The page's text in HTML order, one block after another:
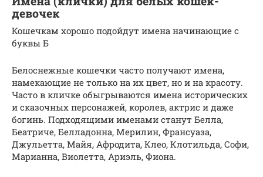
девочек
Кошечкам хорошо подойдут имена начинающие с
буквы Б
Белоснежные кошечки часто получают имена,
намекающие не только на их цвет, но и на красоту.
Часто в кличке обыгрываются имена исторических
и сказочных персонажей, королев, актрис и даже
богинь. Подходящими именами станут Белла,
Беатриче, Белладонна, Мерилин, Франсуаза,
Джульетта, Майя, Афродита, Клео, Клотильда, Софи,
Марианна, Виолетта, Ариэль, Фиона.